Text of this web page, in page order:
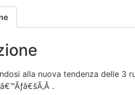
alla nuova tendenza delle 3
.